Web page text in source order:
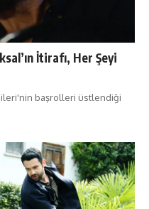
İtirafı, Her Şeyi
başrolleri üstlendiği